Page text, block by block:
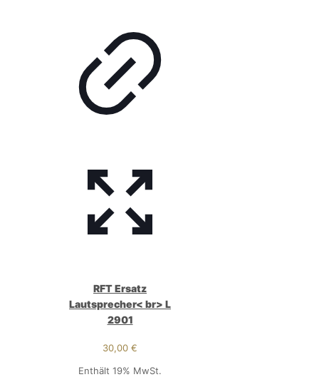
RFT Ersatz
Lautsprecher< br> L
2901
30,00€
Enthält 19% MwSt.